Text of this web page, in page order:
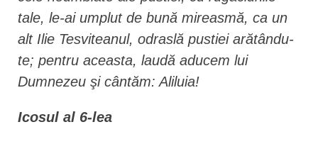
tale, le-ai umplut de bună mireasmă, ca un
alt Ilie Tesviteanul, odraslă pustiei arătându-
te; pentru aceasta, laudă aducem lui
Dumnezeu şi cântăm: Aliluia!
Icosul al 6-lea